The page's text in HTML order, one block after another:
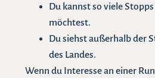
Du kannst so viele
möchtest.
Du siehst außerhalb der
des Landes.
Wenn du Interesse an einer